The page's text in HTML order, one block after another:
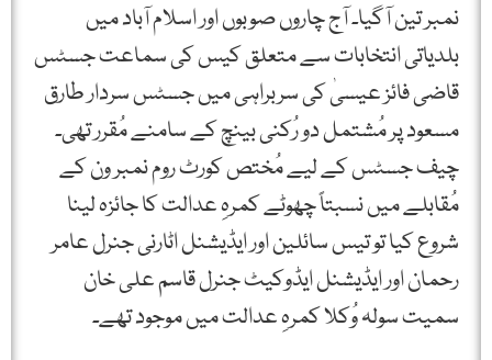
نمبر تین آگیا۔ آج چاروں صوبوں اور اسلام آباد میں
بلدیاتی انتخابات سے متعلق کیس کی سماعت جسٹس
قاضی فائز عیسیٰ کی سربراہی میں جسٹس سردار طارق
مسعود پر مُشتمل دو رُکنی بینچ کے سامنے مُقرر تھی۔
چیف جسٹس کے لیے مُختص کورٹ روم نمبر ون کے
مُقابلے میں نسبتاً چھوٹے کمرہِ عدالت کا جائزہ لینا
شروع کیا تو تیس سائلین اور ایڈیشنل اٹارنی جنرل عامر
رحمان اور ایڈیشنل ایڈوکیٹ جنرل قاسم علی خان
سمیت سولہ وُکلا کمرہِ عدالت میں موجود تھے۔